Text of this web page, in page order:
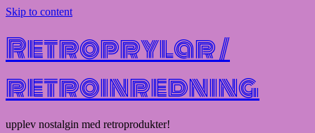
Skip to content
Retroprylar /
retroinredning
upplev nostalgin med retroprodukter!